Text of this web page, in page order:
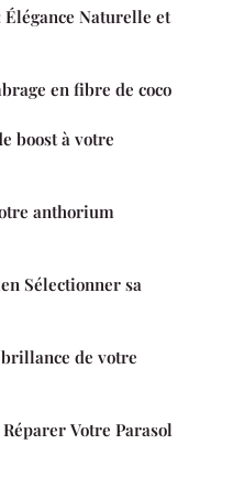
Élégance Naturelle et
en fibre de coco
boost à votre
anthorium
Sélectionner sa
de votre
Votre Parasol